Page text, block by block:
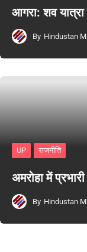
आगरा: शव
By Hindustan
UP राजनीति
अमरोहा में
By Hindustan